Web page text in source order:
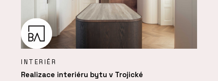
INTERIÉR
Realizace interiéru bytu v Trojické